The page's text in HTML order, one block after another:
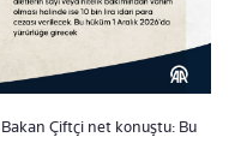
Çiftçi net konuştu: Bu